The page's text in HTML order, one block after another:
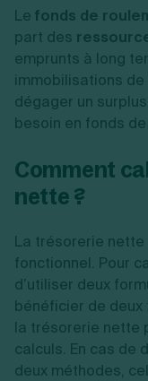
Le fonds de
part des
emprunts à long
immobilisations
dégager un
besoin en fonds de
Comment
nette ?
La trésorerie
fonctionnel. Pour
d’utiliser deux
bénéficier de
la trésorerie nette
calculs. En cas de
deux méthodes,